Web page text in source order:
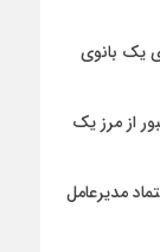
یک بانوی
از مرز یک
مدیرعامل